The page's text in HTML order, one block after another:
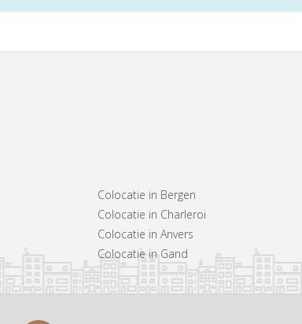
Colocatie in Bergen
Colocatie in Charleroi
Colocatie in Anvers
Colocatie in Gand